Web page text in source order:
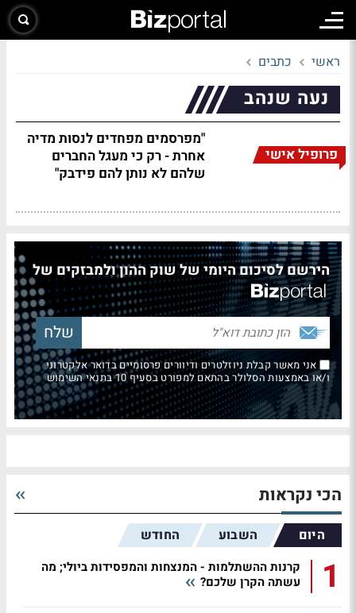
ראשי כתבים
נעה שנהב
פרופיל אישי
"מפרסמים מפחדים לנסות מדיה
אחרת - רק כי מעגל החברים
שלהם לא נותן להם פידבק"
הירשם לסיכום היומי של שוק ההון ולמבזקים של
אני מאשר קבלת ניוזלטרים ודיוורים פרסומיים בדואר אלקטרוני
ו/או באמצעות הסלולר בהתאם למפורט בסעיף 10 בתנאי השימוש
הכי נקראות
היום השבוע החודש
1
קרנות ההשתלמות - המנצחות והמפסידות ביולי; מה
עשתה הקרן שלכם?